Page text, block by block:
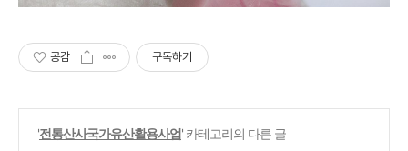
공감 구독하기
'전통산사국가유산활용사업' 카테고리의 다른 글